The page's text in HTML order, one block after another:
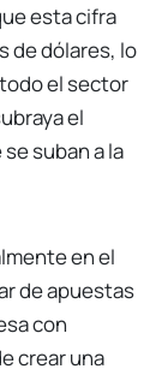
esta cifra
de dólares, lo
el sector
el
suban a la
en el
de apuestas
con
crear una